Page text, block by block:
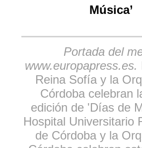
Música’
Portada del
www.europapress.es.
Reina Sofía y la
Córdoba celebran
edición de 'Días de
Hospital Universitario
de Córdoba y la